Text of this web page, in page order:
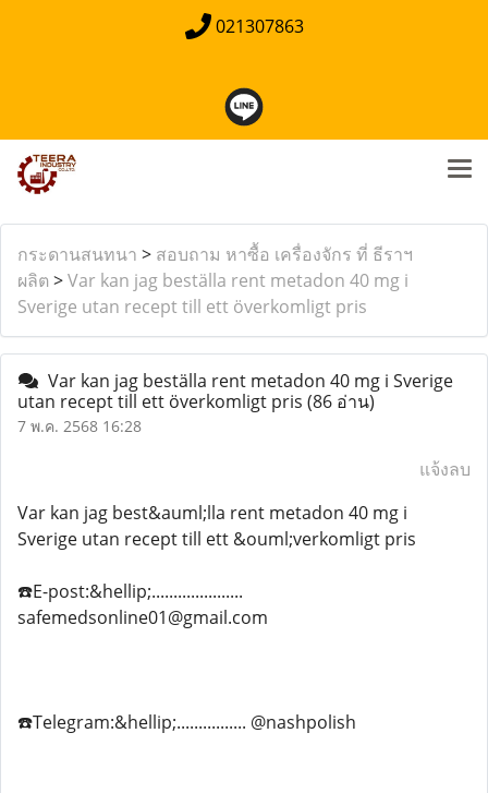
021307863
กระดานสนทนา > สอบถาม หาซื้อ เครื่องจักร ที่ ธีราฯ
ผลิต >Var kan jag beställa rent metadon 40 mg i
Sverige utan recept till ett överkomligt pris
Var kan jag beställa rent metadon 40 mg i Sverige
utan recept till ett överkomligt pris (86 อ่าน)
7 พ.ค. 2568 16:28
แจ้งลบ
Var kan jag best&auml;lla rent metadon 40 mg i
Sverige utan recept till ett &ouml;verkomligt pris
☎️E-post:&hellip;.....................
safemedsonline01@gmail.com
☎️Telegram:&hellip;................ @nashpolish